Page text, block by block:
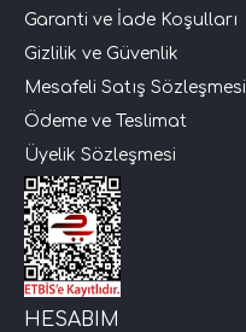
Garanti ve İade Koşulları
Gizlilik ve Güvenlik
Mesafeli Satış Sözleşmesi
Ödeme ve Teslimat
Üyelik Sözleşmesi
HESABIM